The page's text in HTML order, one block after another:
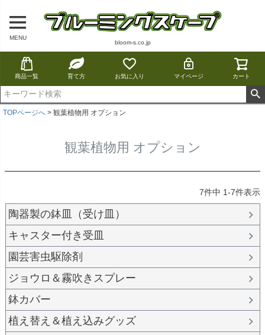
MENU
bloom-s.co.jp
商品一覧 育て方 お気に入り マイページ カート
TOPページへ 観葉植物用 オプション
観葉植物用 オプション
7件中 1-7件表示
陶器製の鉢皿（受け皿）
キャスター付き受皿
園芸害虫駆除剤
ジョウロ＆霧吹きスプレー
鉢カバー
植え替え＆植え込みグッズ